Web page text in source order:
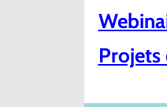
Projets